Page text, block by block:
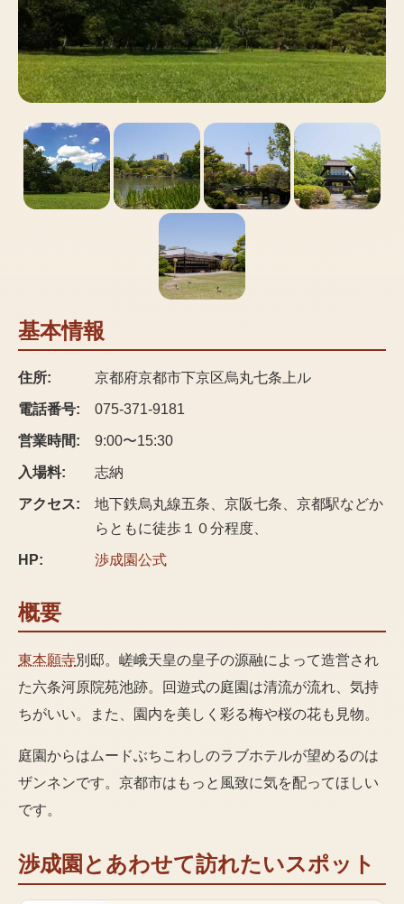
基本情報
住所: 京都府京都市下京区烏丸七条上ル
電話番号: 075-371-9181
営業時間: 9:00〜15:30
入場料: 志納
アクセス:
地下鉄烏丸線五条、京阪七条、京都駅などか
らともに徒歩１０分程度、
HP: 渉成園公式
概要
東本願寺別邸。嵯峨天皇の皇子の源融によって造営され
た六条河原院苑池跡。回遊式の庭園は清流が流れ、気持
ちがいい。また、園内を美しく彩る梅や桜の花も見物。
庭園からはムードぶちこわしのラブホテルが望めるのは
ザンネンです。京都市はもっと風致に気を配ってほしい
です。
渉成園 とあわせて訪れたいスポット